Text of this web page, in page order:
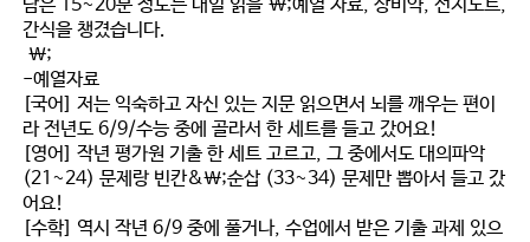
남은 15~20분 정도는 내일 읽을 \;예열 자료, 상비약, 선지노트,
간식을 챙겼습니다.
\;
-예열자료
[국어] 저는 익숙하고 자신 있는 지문 읽으면서 뇌를 깨우는 편이
라 전년도 6/9/수능 중에 골라서 한 세트를 들고 갔어요!
[영어] 작년 평가원 기출 한 세트 고르고, 그 중에서도 대의파악
(21~24) 문제랑 빈칸&\;순삽 (33~34) 문제만 뽑아서 들고 갔
어요!
[수학] 역시 작년 6/9 중에 풀거나, 수업에서 받은 기출 과제 있으